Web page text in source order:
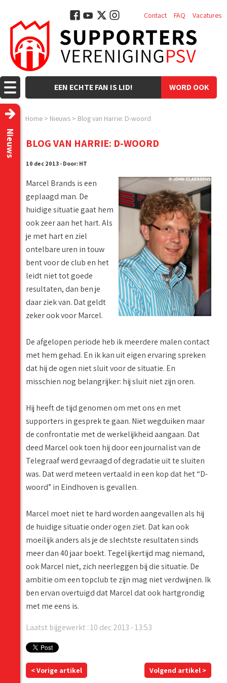
WORD OOK
EEN ECHTE FAN IS LID!
Contact FAQ Vacatures
Home > Nieuws > Blog van Harrie: D-woord
Nieuws BLOG VAN HARRIE: D-WOORD
10 dec 2013 - Door: HT
Marcel Brands is een
geplaagd man. De
huidige situatie gaat hem
ook zeer aan het hart. Als
je met hart en ziel
ontelbare uren in touw
bent voor de club en het
leidt niet tot goede
resultaten, dan ben je
daar ziek van. Dat geldt
zeker ook voor Marcel.
De afgelopen periode heb ik meerdere malen contact
met hem gehad. En ik kan uit eigen ervaring spreken
dat hij de ogen niet sluit voor de situatie. En
misschien nog belangrijker: hij sluit niet zijn oren.
Hij heeft de tijd genomen om met ons en met
supporters in gesprek te gaan. Niet wegduiken maar
de confrontatie met de werkelijkheid aangaan. Dat
deed Marcel ook toen hij door een journalist van de
Telegraaf werd gevraagd of degradatie uit te sluiten
was. Dat werd meteen vertaald in een kop dat het “D-
woord” in Eindhoven is gevallen.
Marcel moet niet te hard worden aangevallen als hij
de huidige situatie onder ogen ziet. Dat kan ook
moeilijk anders als je de slechtste resultaten sinds
meer dan 40 jaar boekt. Tegelijkertijd mag niemand,
ook Marcel niet, zich neerleggen bij die situatie. De
ambitie om een topclub te zijn mag niet verdwijnen. Ik
ben ervan overtuigd dat Marcel dat ook hartgrondig
met me eens is.
Laatst bijgewerkt : 10 dec 2013 - 13:53
< Vorige artikel Volgend artikel >